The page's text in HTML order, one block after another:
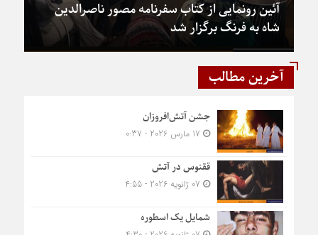
آئین رونمایی از کتاب سفرنامه مصور ناصرالدین
شاه به فرنگ برگزار شد
آخرین مطالب
جشن آتش‌افروزان
ققنوس در آتش
شمایل یک اسطوره